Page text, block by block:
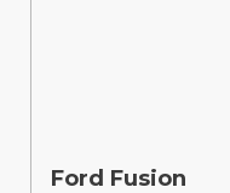
Ford Fusion